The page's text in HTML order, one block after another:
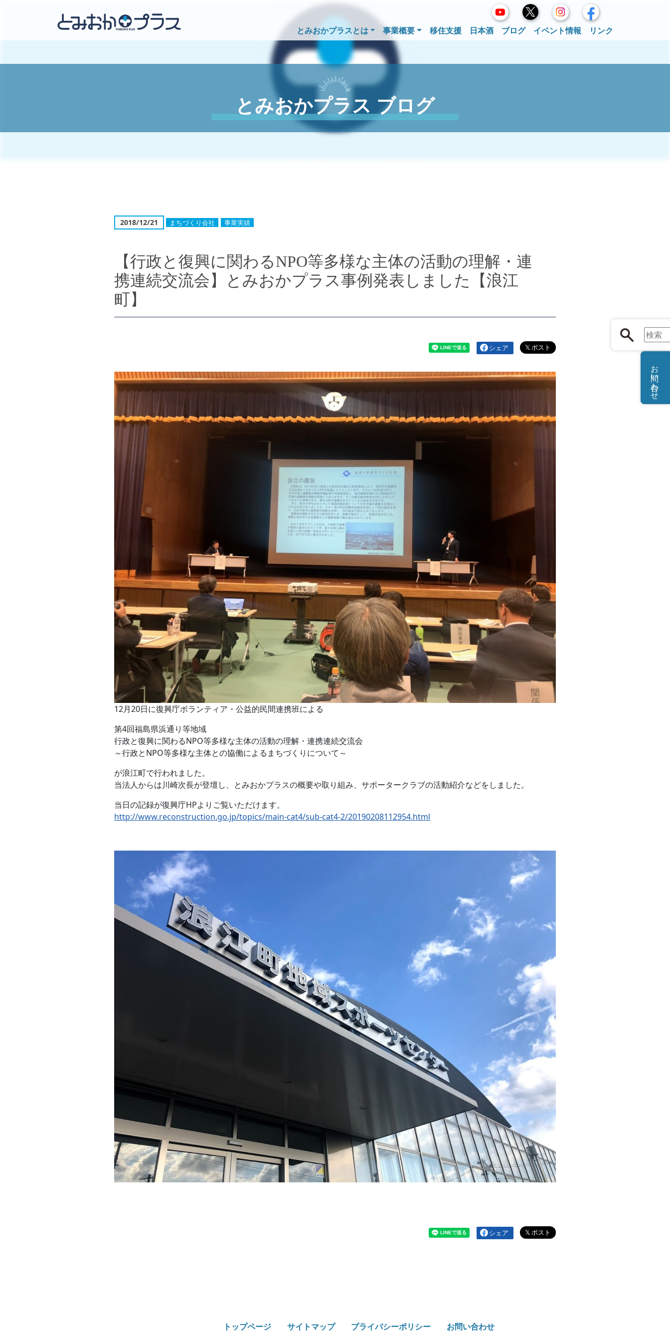
とみおかプラスとは 事業概要 移住支援 日本酒 ブログ イベント情報 リンク
お問い合わせ
とみおかプラス ブログ
2018/12/21 まちづくり会社 事業実績
【行政と復興に関わるNPO等多様な主体の活動の理解・連
携連続交流会】とみおかプラス事例発表しました【浪江
町】
シェア
12月20日に復興庁ボランティア・公益的民間連携班による
第4回福島県浜通り等地域
行政と復興に関わるNPO等多様な主体の活動の理解・連携連続交流会
～行政とNPO等多様な主体との協働によるまちづくりについて～
が浪江町で行われました。
当法人からは川崎次長が登壇し、とみおかプラスの概要や取り組み、サポータークラブの活動紹介などをしました。
当日の記録が復興庁HPよりご覧いただけます。
http://www.reconstruction.go.jp/topics/main-cat4/sub-cat4-2/20190208112954.html
シェア
トップページ サイトマップ プライバシーポリシー お問い合わせ